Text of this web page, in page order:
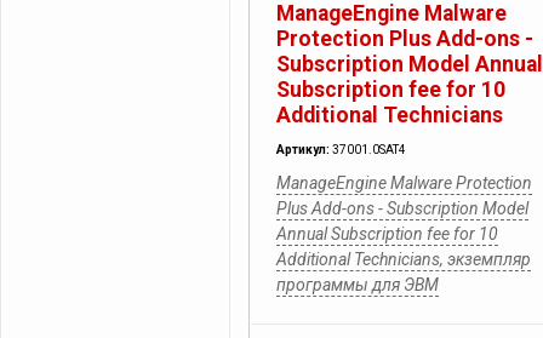
ManageEngine Malware
Protection Plus Add-ons -
Subscription Model Annual
Subscription fee for 10
Additional Technicians
Артикул: 37001.0SAT4
ManageEngine Malware Protection
Plus Add-ons - Subscription Model
Annual Subscription fee for 10
Additional Technicians, экземпляр
программы для ЭВМ